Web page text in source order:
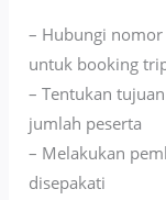
– Hubungi
untuk booking
– Tentukan
jumlah peserta
– Melakukan
disepakati